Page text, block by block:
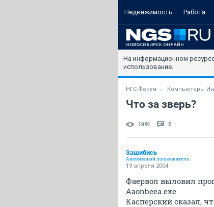
Недвижимость Работа
На информационном
использование.
НГС.Форум Компьютеры
Что за зверь?
1991 2
Зашибись
Анонимный пользователь
19 апреля 2004
Фаервол выловил
Aaonbeea.exe
Касперский сказал,